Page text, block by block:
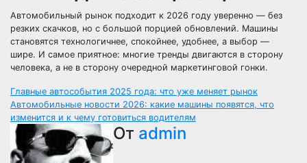
Автомобильный рынок подходит к 2026 году уверенно — без
резких скачков, но с большой порцией обновлений. Машины
становятся технологичнее, спокойнее, удобнее, а выбор —
шире. И самое приятное: многие тренды двигаются в сторону
человека, а не в сторону очередной маркетинговой гонки.
Навигация
по
записям
Главные автособытия 2025 года: что уже меняет рынок
Автомобильные новости 2026: какие машины появятся, что
изменится и к чему готовиться водителям
От admin